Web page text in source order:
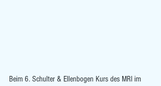
Beim 6. Schulter & Ellenbogen Kurs des MRI im